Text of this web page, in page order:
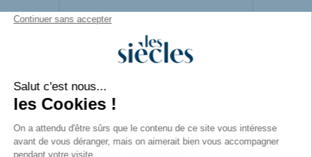
PARTAGEZ CET